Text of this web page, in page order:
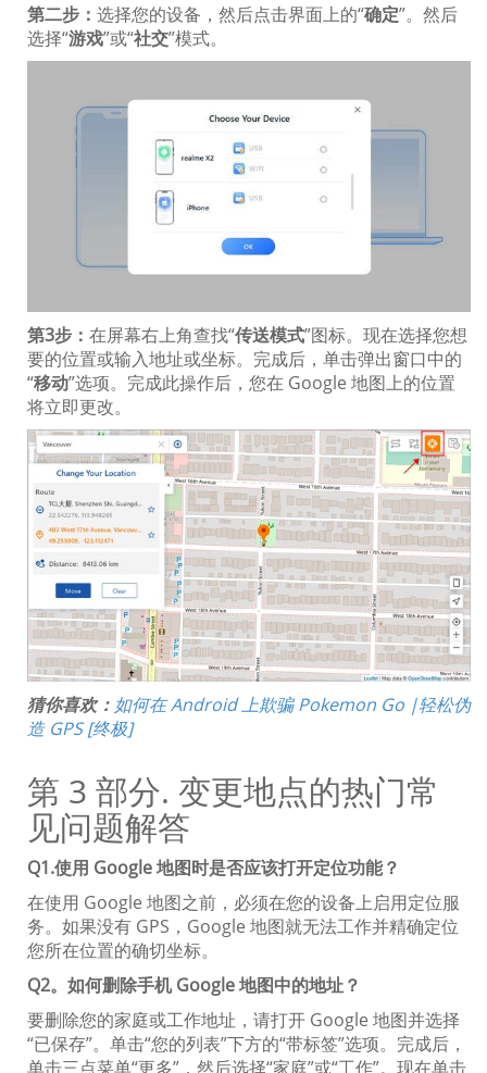
第二步： 选择您的设备，然后点击界面上的“确定”。然后
选择“游戏”或“社交”模式。
第3步： 在屏幕右上角查找“传送模式”图标。现在选择您想
要的位置或输入地址或坐标。完成后，单击弹出窗口中的
“移动”选项。完成此操作后，您在 Google 地图上的位置
将立即更改。
猜你喜欢： 如何在 Android 上欺骗 Pokemon Go |轻松伪
造 GPS [终极]
第 3 部分. 变更地点的热门常
见问题解答
Q1.使用 Google 地图时是否应该打开定位功能？
在使用 Google 地图之前，必须在您的设备上启用定位服
务。如果没有 GPS，Google 地图就无法工作并精确定位
您所在位置的确切坐标。
Q2。如何删除手机 Google 地图中的地址？
要删除您的家庭或工作地址，请打开 Google 地图并选择
“已保存”。单击“您的列表”下方的“带标签”选项。完成后，
单击三点菜单“更多”，然后选择“家庭”或“工作”。现在单击